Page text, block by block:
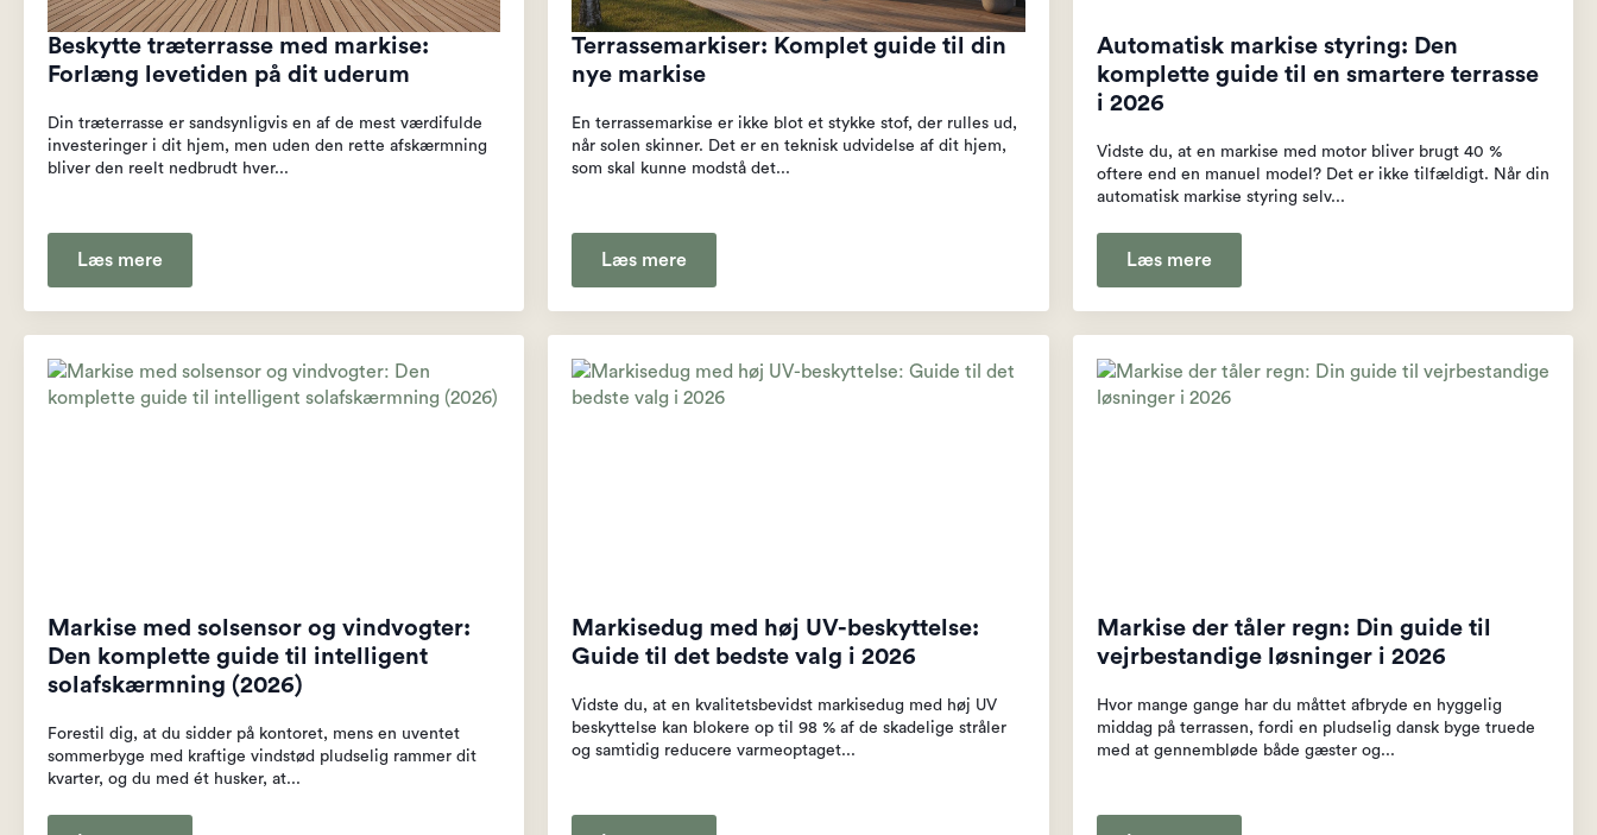
Beskytte træterrasse med markise:
Forlæng levetiden på dit uderum
Din træterrasse er sandsynligvis en af de mest værdifulde
investeringer i dit hjem, men uden den rette afskærmning
bliver den reelt nedbrudt hver...
Læs mere
Terrassemarkiser: Komplet guide til din
nye markise
En terrassemarkise er ikke blot et stykke stof, der rulles ud,
når solen skinner. Det er en teknisk udvidelse af dit hjem,
som skal kunne modstå det...
Læs mere
Automatisk markise styring: Den
komplette guide til en smartere terrasse
i 2026
Vidste du, at en markise med motor bliver brugt 40 %
oftere end en manuel model? Det er ikke tilfældigt. Når din
automatisk markise styring selv...
Læs mere
Markise med solsensor og vindvogter:
Den komplette guide til intelligent
solafskærmning (2026)
Forestil dig, at du sidder på kontoret, mens en uventet
sommerbyge med kraftige vindstød pludselig rammer dit
kvarter, og du med ét husker, at...
Markisedug med høj UV-beskyttelse:
Guide til det bedste valg i 2026
Vidste du, at en kvalitetsbevidst markisedug med høj UV
beskyttelse kan blokere op til 98 % af de skadelige stråler
og samtidig reducere varmeoptaget...
Markise der tåler regn: Din guide til
vejrbestandige løsninger i 2026
Hvor mange gange har du måttet afbryde en hyggelig
middag på terrassen, fordi en pludselig dansk byge truede
med at gennembløde både gæster og...